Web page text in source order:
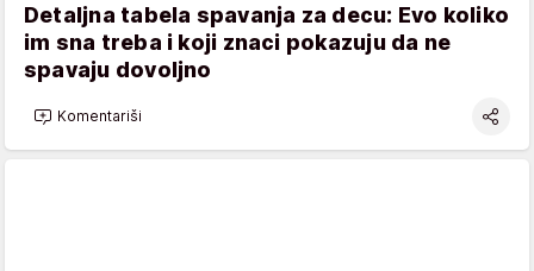
Detaljna tabela spavanja za decu: Evo koliko
im sna treba i koji znaci pokazuju da ne
spavaju dovoljno
Komentariši